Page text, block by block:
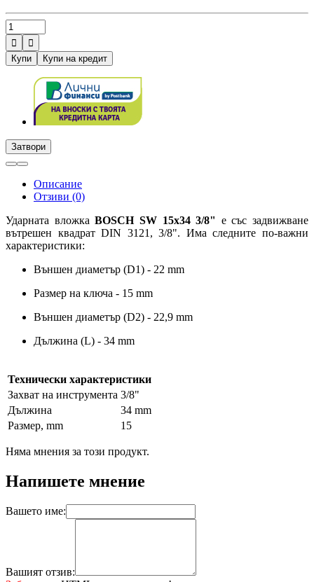


Купи
Купи на кредит
Затвори
Описание
Отзиви (0)
Ударната вложкаBOSCH SW 15x34 3/8" е със задвижване
вътрешен квадрат DIN 3121, 3/8". Има следните по-важни
характеристики:
Външен диаметър (D1) - 22 mm
Размер на ключa - 15 mm
Външен диаметър (D2) - 22,9 mm
Дължина (L) - 34 mm
Технически характеристики
Захват на инструмента 3/8"
Дължина
34 mm
Размер, mm
15
Няма мнения за този продукт.
Напишете мнение
Вашето име:
Вашият отзив: